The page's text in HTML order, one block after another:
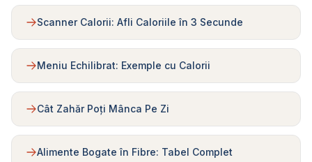
Scanner Calorii: Afli Caloriile în 3 Secunde
Meniu Echilibrat: Exemple cu Calorii
Cât Zahăr Poți Mânca Pe Zi
Alimente Bogate în Fibre: Tabel Complet